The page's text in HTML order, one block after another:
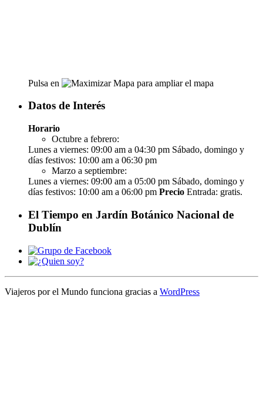
Pulsa en para ampliar el mapa
Datos de Interés
Horario
Octubre a febrero:
Lunes a viernes: 09:00 am a 04:30 pm Sábado, domingo y
días festivos: 10:00 am a 06:30 pm
Marzo a septiembre:
Lunes a viernes: 09:00 am a 05:00 pm Sábado, domingo y
días festivos: 10:00 am a 06:00 pm Precio Entrada: gratis.
El Tiempo en Jardín Botánico Nacional de
Dublín
Viajeros por el Mundo funciona gracias a WordPress